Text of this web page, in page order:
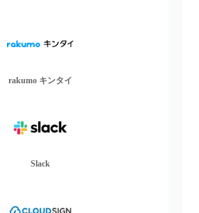
rakumo キンタイ
Slack